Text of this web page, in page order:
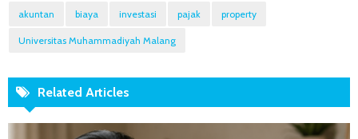
akuntan biaya investasi pajak property
Universitas Muhammadiyah Malang
Related Articles